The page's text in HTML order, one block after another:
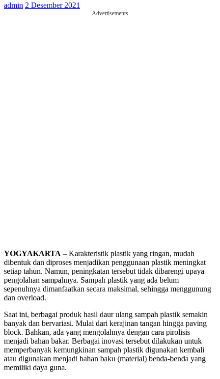
admin 2 Desember 2021
Advertisements
YOGYAKARTA – Karakteristik plastik yang ringan, mudah
dibentuk dan diproses menjadikan penggunaan plastik meningkat
setiap tahun. Namun, peningkatan tersebut tidak dibarengi upaya
pengolahan sampahnya. Sampah plastik yang ada belum
sepenuhnya dimanfaatkan secara maksimal, sehingga menggunung
dan overload.
Saat ini, berbagai produk hasil daur ulang sampah plastik semakin
banyak dan bervariasi. Mulai dari kerajinan tangan hingga paving
block. Bahkan, ada yang mengolahnya dengan cara pirolisis
menjadi bahan bakar. Berbagai inovasi tersebut dilakukan untuk
memperbanyak kemungkinan sampah plastik digunakan kembali
atau digunakan menjadi bahan baku (material) benda-benda yang
memiliki daya guna.